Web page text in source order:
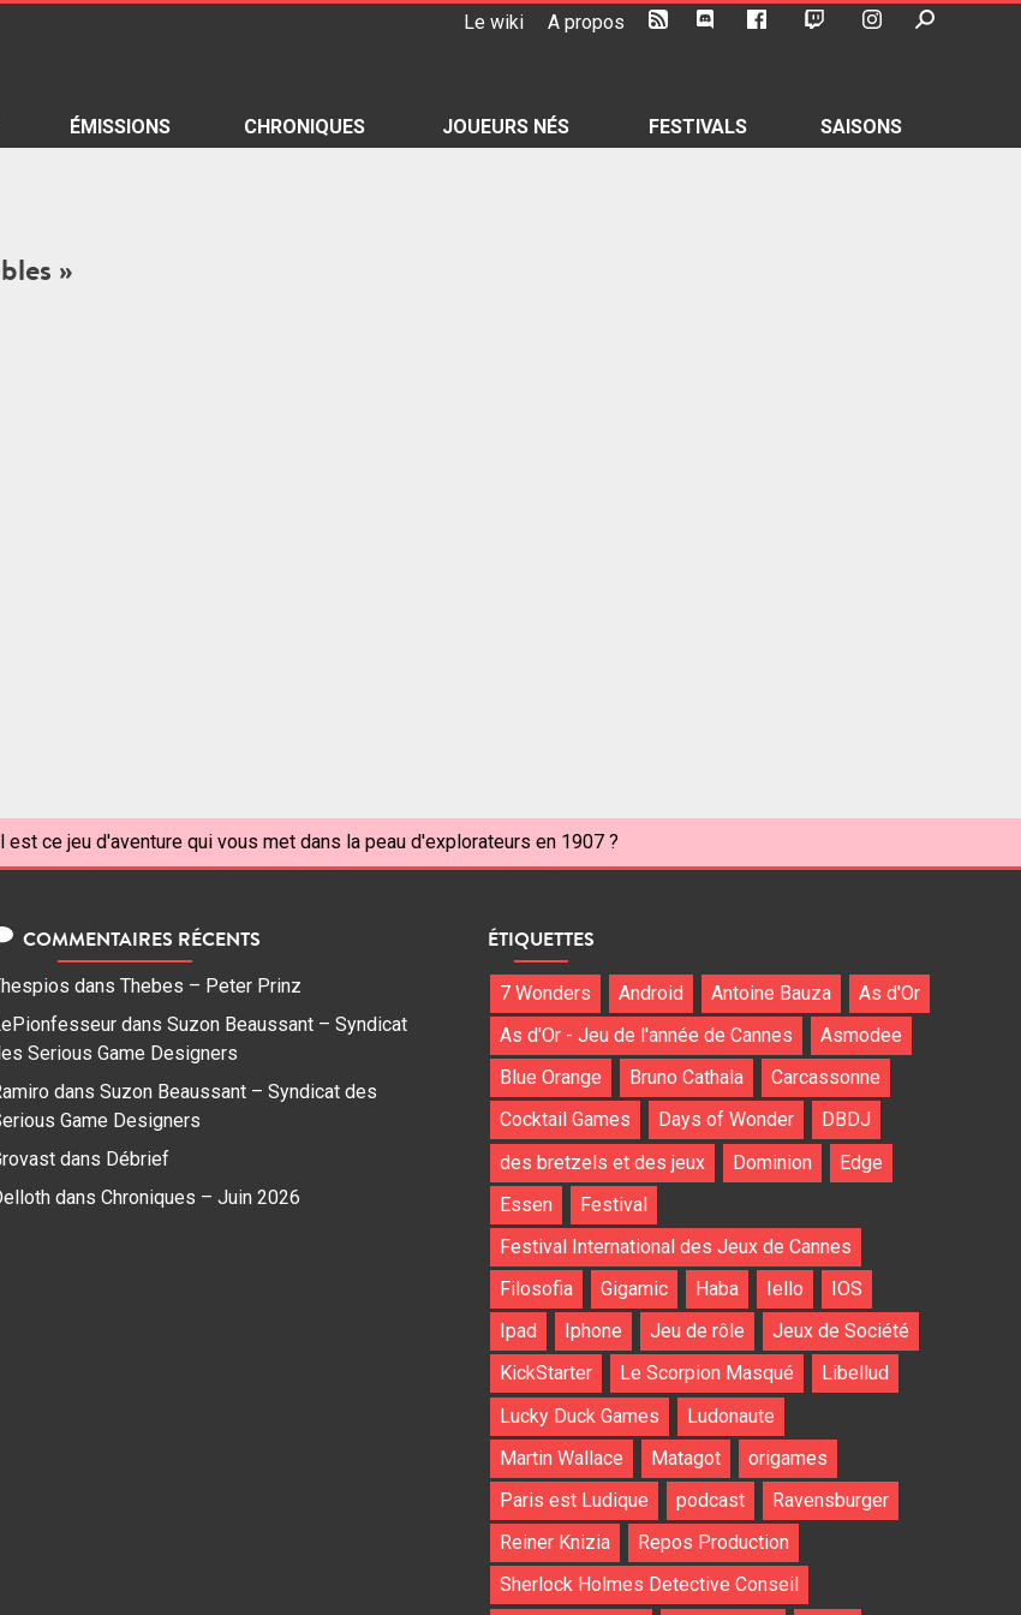
Le wiki A propos
ÉMISSIONS CHRONIQUES JOUEURS NÉS FESTIVALS SAISONS
»
est ce jeu d'aventure qui vous met dans la peau d'explorateurs en 1907 ?
COMMENTAIRES RÉCENTS
dans Thebes – Peter Prinz
dans Suzon Beaussant – Syndicat
Serious Game Designers
dans Suzon Beaussant – Syndicat des
Game Designers
dans Débrief
dans Chroniques – Juin 2026
ÉTIQUETTES
7 Wonders Android Antoine Bauza
As d'Or
As d'Or - Jeu de l'année de Cannes
Asmodee
Blue Orange
Bruno Cathala
Carcassonne
Cocktail Games
Days of Wonder
DBDJ
des bretzels et des jeux
Dominion
Edge
Essen
Festival
Festival International des Jeux de Cannes
Filosofia
Gigamic Haba Iello
IOS
Ipad
Iphone Jeu de rôle
Jeux de Société
KickStarter
Le Scorpion Masqué
Libellud
Lucky Duck Games
Ludonaute
Martin Wallace
Matagot
origames
Paris est Ludique
podcast
Ravensburger
Reiner Knizia
Repos Production
Sherlock Holmes Detective Conseil